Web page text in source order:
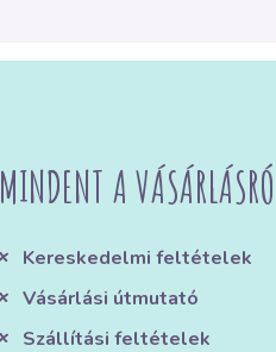
MINDENT A
Kereskedelmi feltételek
Vásárlási útmutató
Szállítási feltételek